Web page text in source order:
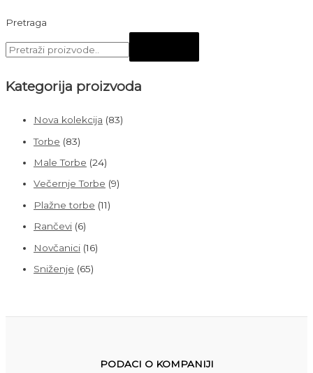
Pretraga
Kategorija proizvoda
Nova kolekcija (83)
Torbe (83)
Male Torbe (24)
Večernje Torbe (9)
Plažne torbe (11)
Rančevi (6)
Novčanici (16)
Sniženje (65)
PODACI O KOMPANIJI